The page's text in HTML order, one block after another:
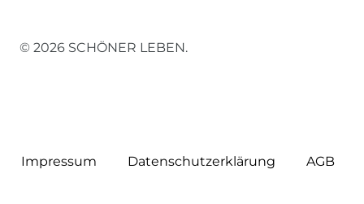
© 2026 SCHÖNER LEBEN.
Impressum Daten­schutz­erklärung AGB